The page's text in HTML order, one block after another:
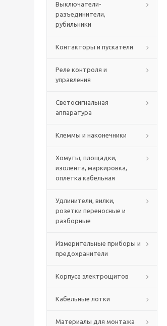
Выключатели-
разъединители,
рубильники
Контакторы и пускатели
Реле контроля и
управления
Светосигнальная
аппаратура
Клеммы и наконечники
Хомуты, площадки,
изолента, маркировка,
оплетка кабельная
Удлинители, вилки,
розетки переносные и
разборные
Измерительные приборы и
предохранители
Корпуса электрощитов
Кабельные лотки
Материалы для монтажа